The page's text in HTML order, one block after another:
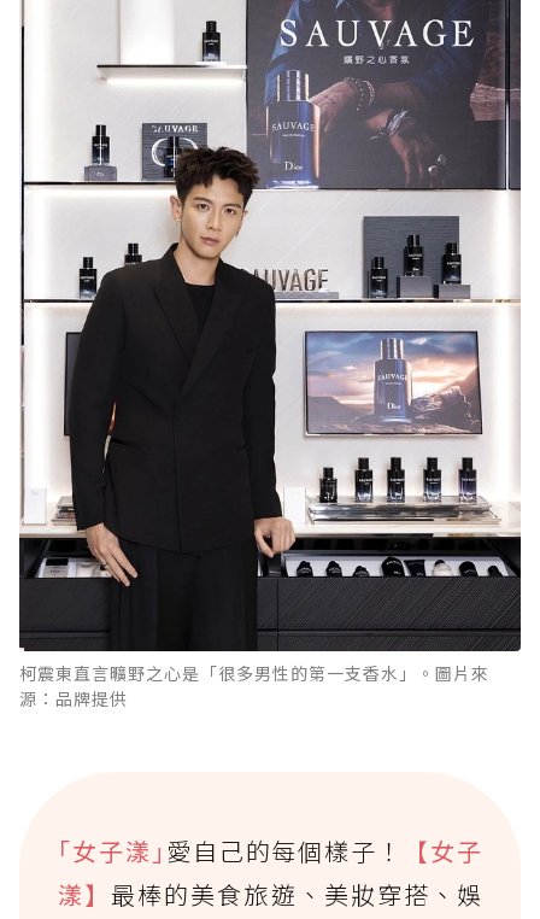
柯震東直言曠野之心是「很多男性的第一支香水」。圖片來
源：品牌提供
｢女子漾｣ 愛自己的每個樣子！
【女子
漾】最棒的美食旅遊、美妝穿搭、娛